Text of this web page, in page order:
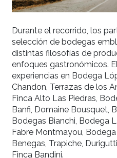
Durante el recorrido,
selección de bodegas